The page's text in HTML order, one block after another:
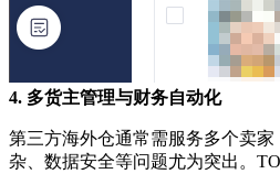
4. 多货主管理与财务自动化
第三方海外仓通常需服务多个卖
杂、数据安全等问题尤为突出。